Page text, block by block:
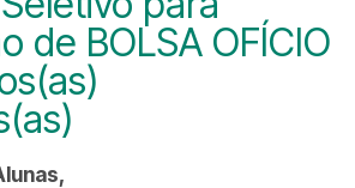
de BOLSA OFÍCIO